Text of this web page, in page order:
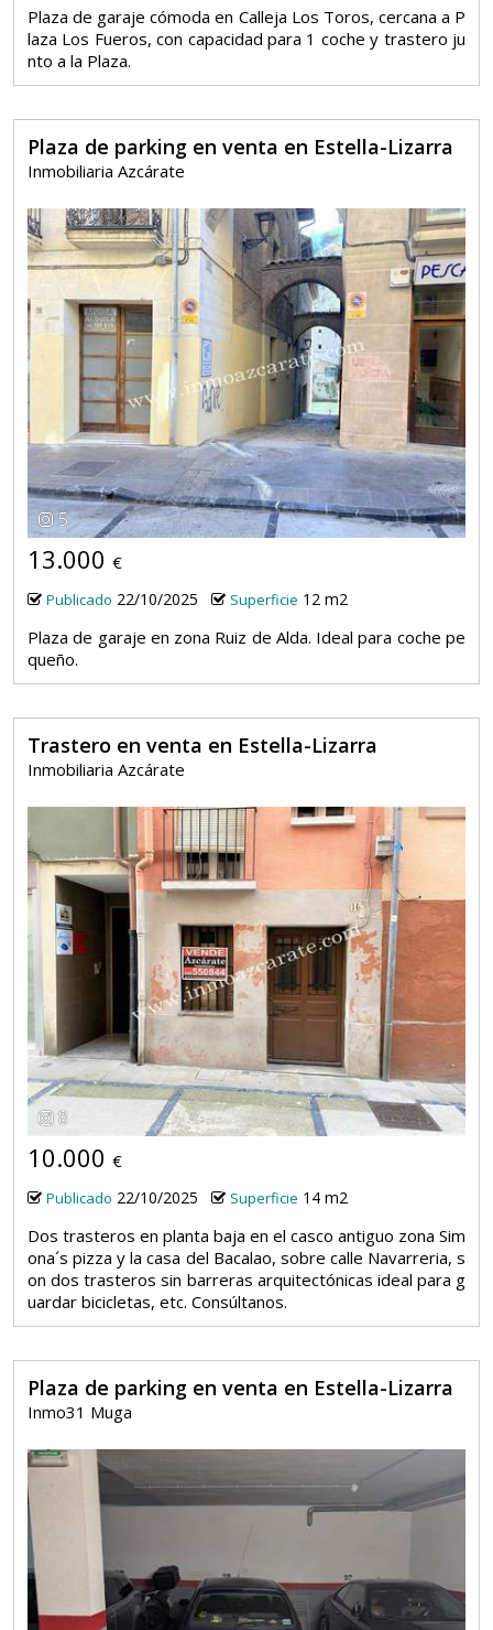
Plaza de garaje cómoda en Calleja Los Toros, cercana a P
laza Los Fueros, con capacidad para 1 coche y trastero ju
nto a la Plaza.
Plaza de parking en venta en Estella-Lizarra
Inmobiliaria Azcárate
5
13.000 €
Publicado 22/10/2025 Superficie 12 m2
Plaza de garaje en zona Ruiz de Alda. Ideal para coche pe
queño.
Trastero en venta en Estella-Lizarra
Inmobiliaria Azcárate
8
10.000 €
Publicado 22/10/2025 Superficie 14 m2
Dos trasteros en planta baja en el casco antiguo zona Sim
ona´s pizza y la casa del Bacalao, sobre calle Navarreria, s
on dos trasteros sin barreras arquitectónicas ideal para g
uardar bicicletas, etc. Consúltanos.
Plaza de parking en venta en Estella-Lizarra
Inmo31 Muga